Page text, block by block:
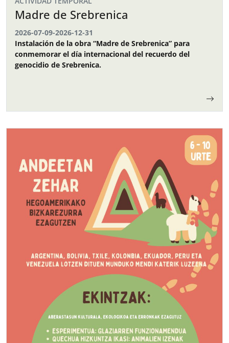
Madre de Srebrenica
2026-07-09-2026-12-31
Instalación de la obra “Madre de Srebrenica” para
conmemorar el día internacional del recuerdo del
genocidio de Srebrenica.